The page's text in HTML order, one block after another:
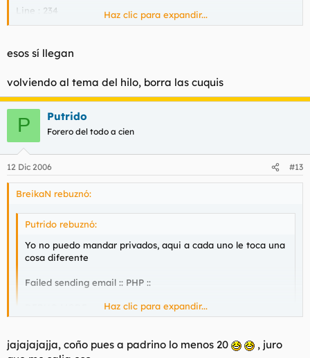
Line : 234
File : emailer.php
Haz clic para expandir...
esos sí llegan
volviendo al tema del hilo, borra las cuquis
P Putrido
Forero del todo a cien
12 Dic 2006 #13
BreikaN rebuznó:
Putrido rebuznó:
Yo no puedo mandar privados, aqui a cada uno le toca una
cosa diferente
Failed sending email :: PHP ::
File : emailer.php
Haz clic para expandir...
jajajajajja, coño pues a padrino lo menos 20
, juro